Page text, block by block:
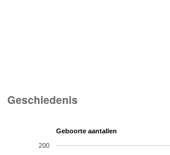
Geschiedenis
Geboorte aantallen
200